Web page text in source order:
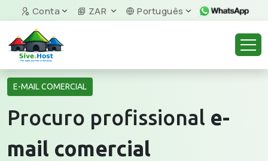
Conta ZAR Português
E-MAIL COMERCIAL
Procuro profissional e-
mail comercial